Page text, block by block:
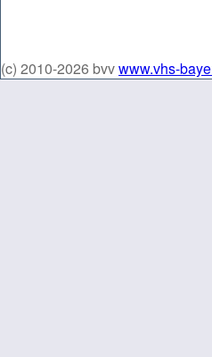
(c) 2010-2026 bvvwww.vhs-